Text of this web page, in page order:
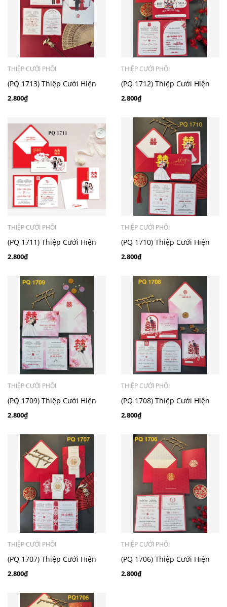
THIỆP CƯỚI PHÔI
(PQ 1713) Thiệp Cưới Hiện
Đại Ruột Gập Đôi
2.800₫
THIỆP CƯỚI PHÔI
(PQ 1712) Thiệp Cưới Hiện
Đại Ruột Gập Đôi
2.800₫
THIỆP CƯỚI PHÔI
(PQ 1711) Thiệp Cưới Hiện
Đại Ruột Gập Đôi
2.800₫
THIỆP CƯỚI PHÔI
(PQ 1710) Thiệp Cưới Hiện
Đại Ruột Gập Đôi
2.800₫
THIỆP CƯỚI PHÔI
(PQ 1709) Thiệp Cưới Hiện
Đại Ruột Gập Đôi
2.800₫
THIỆP CƯỚI PHÔI
(PQ 1708) Thiệp Cưới Hiện
Đại Ruột Gập Đôi
2.800₫
THIỆP CƯỚI PHÔI
(PQ 1707) Thiệp Cưới Hiện
Đại Ruột Gập Đôi
2.800₫
THIỆP CƯỚI PHÔI
(PQ 1706) Thiệp Cưới Hiện
Đại Ruột Gập Đôi
2.800₫